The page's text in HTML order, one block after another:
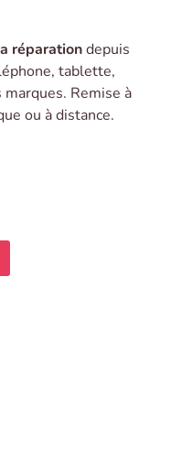
réparationdepuis
tablette,
Remise à
ou à distance.